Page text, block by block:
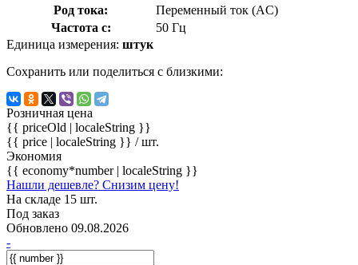
Род тока:
Переменный ток (AC)
Частота с:
50 Гц
Единица измерения: штук
Сохранить или поделиться с близкими:
Розничная цена
{{ priceOld | localeString }}
{{ price | localeString }} / шт.
Экономия
{{ economy*number | localeString }}
Нашли дешевле? Снизим цену!
На складе 15 шт.
Под заказ
Обновлено 09.08.2026
-